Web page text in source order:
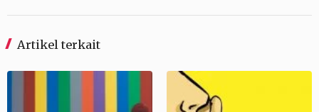
Artikel terkait